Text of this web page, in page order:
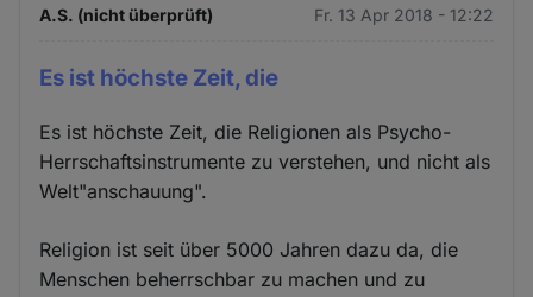
A.S. (nicht überprüft) Fr. 13 Apr 2018 - 12:22
Es ist höchste Zeit, die
Es ist höchste Zeit, die Religionen als Psycho-
Herrschaftsinstrumente zu verstehen, und nicht als
Welt"anschauung".
Religion ist seit über 5000 Jahren dazu da, die
Menschen beherrschbar zu machen und zu